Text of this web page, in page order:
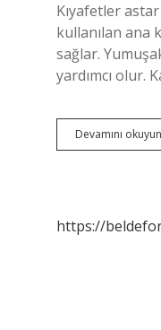
Kıyafetler
kullanılan ana
sağlar.
yardımcı olur.
Devamını okuyun
https://